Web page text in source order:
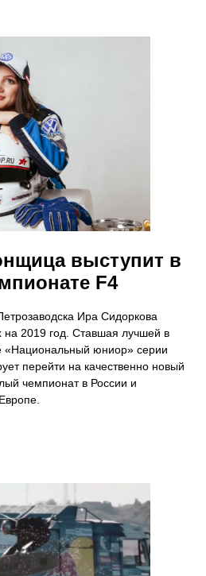
выступит в
F4
Ира Сидоркова
на 2019 год. Ставшая лучшей в
«Национальный юниор» серии
перейти на качественно новый
чемпионат в России и